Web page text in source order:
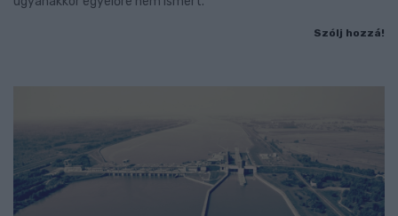
Szólj hozzá!